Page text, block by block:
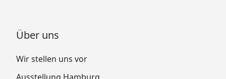
Über uns
Wir stellen uns vor